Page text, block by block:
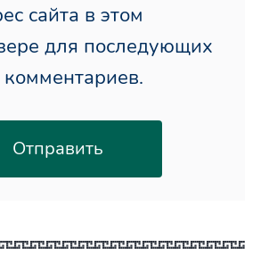
сайта в этом
для последующих